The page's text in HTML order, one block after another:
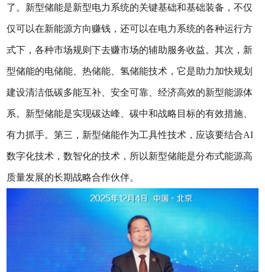
了。新型储能是新型电力系统的关键基础和基础装备，不仅
仅可以在新能源方向赚钱，还可以在电力系统的各种运行方
式下，各种市场规则下去赚市场的辅助服务收益。其次，新
型储能的电储能、热储能、氢储能技术，它是助力加快规划
建设清洁低碳多能互补、安全可靠、经济高效的新型能源体
系。新型储能是实现碳达峰、碳中和战略目标的有效措施、
有力抓手。第三，新型储能作为工具性技术，应该要结合AI
数字化技术，数智化的技术，所以新型储能是分布式能源高
质量发展的长期战略合作伙伴。